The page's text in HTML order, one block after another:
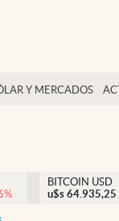
Y MERCADOS
%
BITCOIN USD
u$s 64.935,25